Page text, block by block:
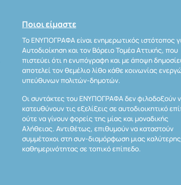
Ποιοι είμαστε
Το ΕΝΥΠΟΓΡΑΦΑ είναι ενημερωτικός ιστότοπος
Αυτοδιοίκηση και τον Βόρειο Τομέα Αττικής, που
πιστεύει ότι η ενυπόγραφη και με άποψη
αποτελεί τον θεμέλιο λίθο κάθε κοινωνίας
υπεύθυνων πολιτών-δημοτών.
Οι συντάκτες του ΕΝΥΠΟΓΡΑΦΑ δεν φιλοδοξούν
κατευθύνουν τις εξελίξεις σε αυτοδιοικητικό
ούτε να γίνουν φορείς της μίας και μοναδικής
Αλήθειας. Αντιθέτως, επιθυμούν να καταστούν
συμμέτοχοι στη συν-διαμόρφωση μιας καλύτερης
καθημερινότητας σε τοπικό επίπεδο.